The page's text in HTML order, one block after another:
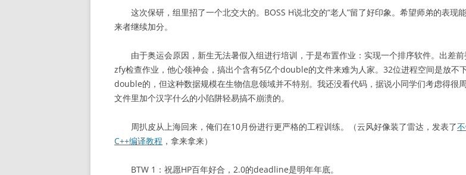
这次保研，组里招了一个北交大的。BOSS H说北交的“老人”留了好印象。希望师弟的表现
来者继续加分。
由于奥运会原因，新生无法暑假入组进行培训，于是布置作业：实现一个排序软件。出差前
zfy检查作业，他心领神会，搞出个含有5亿个double的文件来难为人家。32位进程空间是放不
double的，但这种数据规模在生物信息领域并不特别。我还没看代码，据说小同学们考虑得很周
文件里加个汉字什么的小陷阱轻易搞不崩溃的。
周扒皮从上海回来，俺们在10月份进行更严格的工程训练。（云风好像装了雷达，发表了
C++编译教程 ，拿来拿来）
BTW 1：祝愿HP百年好合，2.0的deadline是明年年底。